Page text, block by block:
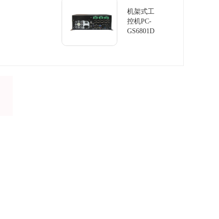
机架式工
控机PC-
GS6801D